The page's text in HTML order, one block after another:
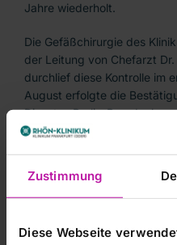
Zustimmung
Diese Webseite
Jahre wiederholt.
Die Gefäßchirurgie des
der Leitung von Chefarzt
durchlief diese Kontrolle im
August erfolgte die
Dienstes Berlin-
Qualitätsanforderungen
werden und das Klinikum
und Patienten unverändert
Qualität fortsetzen darf.